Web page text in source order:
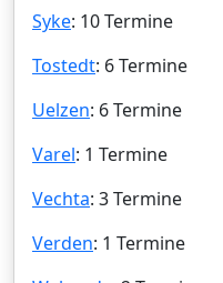
Syke: 10 Termine
Tostedt: 6 Termine
Uelzen: 6 Termine
Varel: 1 Termine
Vechta: 3 Termine
Verden: 1 Termine